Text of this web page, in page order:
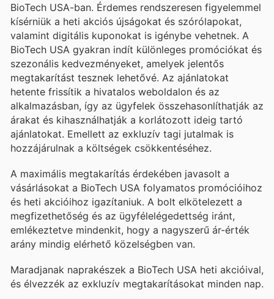
BioTech USA-ban. Érdemes rendszeresen figyelemmel
kísérniük a heti akciós újságokat és szórólapokat,
valamint digitális kuponokat is igénybe vehetnek. A
BioTech USA gyakran indít különleges promóciókat és
szezonális kedvezményeket, amelyek jelentős
megtakarítást tesznek lehetővé. Az ajánlatokat
hetente frissítik a hivatalos weboldalon és az
alkalmazásban, így az ügyfelek összehasonlíthatják az
árakat és kihasználhatják a korlátozott ideig tartó
ajánlatokat. Emellett az exkluzív tagi jutalmak is
hozzájárulnak a költségek csökkentéséhez.
A maximális megtakarítás érdekében javasolt a
vásárlásokat a BioTech USA folyamatos promócióihoz
és heti akcióihoz igazítaniuk. A bolt elkötelezett a
megfizethetőség és az ügyfélelégedettség iránt,
emlékeztetve mindenkit, hogy a nagyszerű ár-érték
arány mindig elérhető közelségben van.
Maradjanak naprakészek a BioTech USA heti akcióival,
és élvezzék az exkluzív megtakarításokat minden nap.